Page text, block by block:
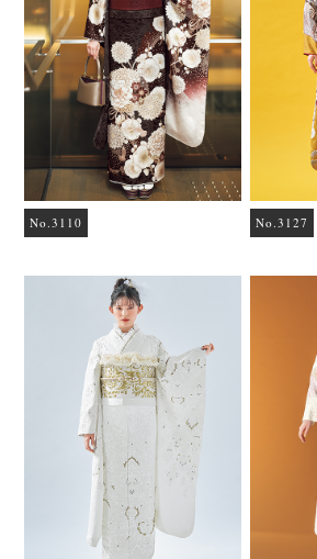
No.3110 No.3127